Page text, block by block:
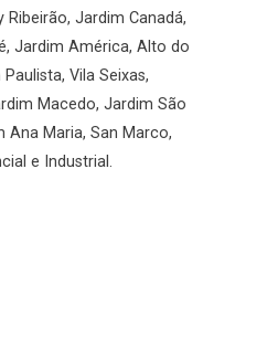
Jardim Canadá,
Jardim América, Alto do
Vila Seixas,
Macedo, Jardim São
Ana Maria, San Marco,
e Industrial.